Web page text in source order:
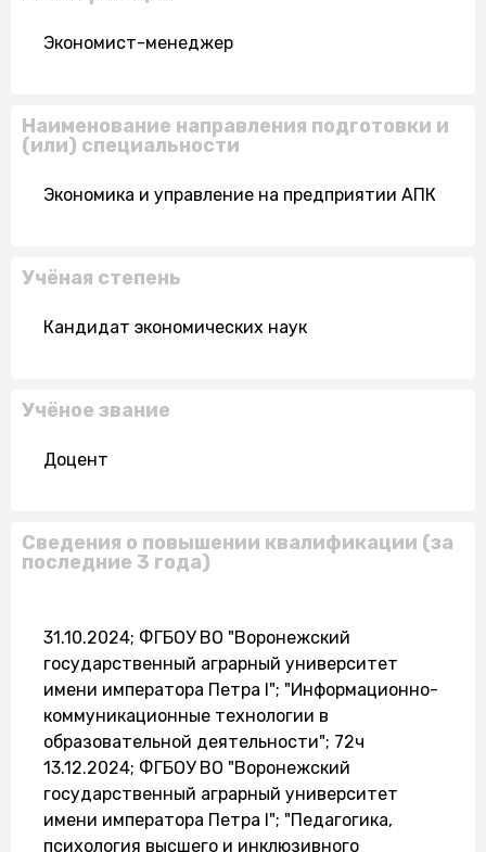
Экономист-менеджер
Наименование направления подготовки и
(или) специальности
Экономика и управление на предприятии АПК
Учёная степень
Кандидат экономических наук
Учёное звание
Доцент
Сведения о повышении квалификации (за
последние 3 года)
31.10.2024; ФГБОУ ВО "Воронежский
государственный аграрный университет
имени императора Петра I"; "Информационно-
коммуникационные технологии в
образовательной деятельности"; 72ч
13.12.2024; ФГБОУ ВО "Воронежский
государственный аграрный университет
имени императора Петра I"; "Педагогика,
психология высшего и инклюзивного